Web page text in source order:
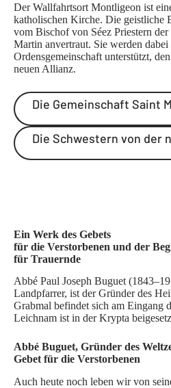
Der Wallfahrtsort Montligeon ist
katholischen Kirche. Die geistliche
vom Bischof von Séez Priestern der
Martin anvertraut. Sie werden
Ordensgemeinschaft unterstützt,
neuen Allianz.
Die Gemeinschaft Saint
Die Schwestern von der
Ein Werk des Gebets
für die Verstorbenen und der
für Trauernde
Abbé Paul Joseph Buguet
Landpfarrer, ist der Gründer des
Grabmal befindet sich am Eingang
Leichnam ist in der Krypta
Abbé Buguet, Gründer des
Gebet für die Verstorbenen
Auch heute noch leben wir von